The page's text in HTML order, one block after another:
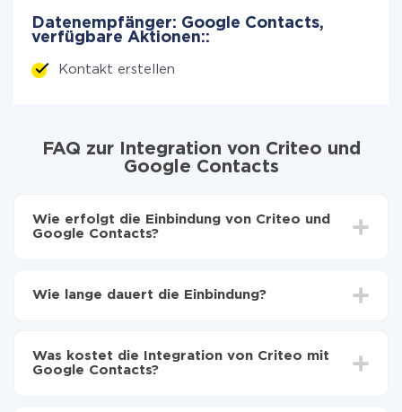
Datenempfänger: Google Contacts,
verfügbare Aktionen::
Kontakt erstellen
FAQ zur Integration von Criteo und
Google Contacts
Wie erfolgt die Einbindung von Criteo und
Google Contacts?
Contacts zu übertragen
Google Contacts übertragen
Wie lange dauert die Einbindung?
Im Durchschnitt dauert es 10-15 Minuten.
Was kostet die Integration von Criteo mit
Google Contacts?